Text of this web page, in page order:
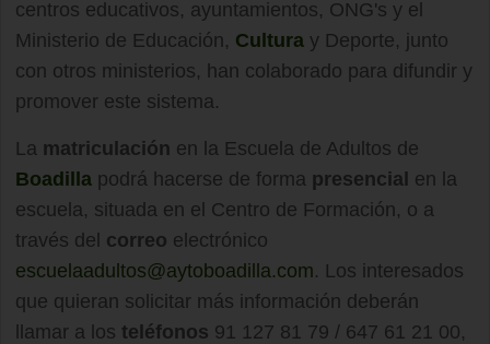
centros educativos, ayuntamientos, ONG's y el
Ministerio de Educación, Cultura y Deporte, junto
con otros ministerios, han colaborado para difundir y
promover este sistema.
La matriculación en la Escuela de Adultos de
Boadilla podrá hacerse de forma presencial en la
escuela, situada en el Centro de Formación, o a
través del correo electrónico
escuelaadultos@aytoboadilla.com. Los interesados
que quieran solicitar más información deberán
llamar a los teléfonos 91 127 81 79 / 647 61 21 00,